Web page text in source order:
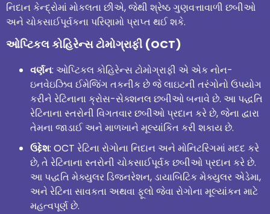
નિદાન કેન્દ્રોમાં મોકલતા છીએ, જેથી શ્રેષ્ઠ ગુણવત્તાવાળી છબીઓ
અને ચોકસાઈપૂર્વકના પરિણામો પ્રાપ્ત થઈ શકે.
ઓપ્ટિકલ કોહિરેન્સ ટોમોગ્રાફી (OCT)
વર્ણન: ઓપ્ટિકલ કોહિરેન્સ ટોમોગ્રાફી એ એક નોન-
ઇનવેઇઝિવ ઈમેજિંગ તકનીક છે જે લાઇટની તરંગોનો ઉપયોગ
કરીને રેટિનાના ક્રોસ-સેક્શનલ છબીઓ બનાવે છે. આ પદ્ધતિ
રેટિનાના સ્તરોની વિગતવાર છબીઓ પ્રદાન કરે છે, જેના દ્વારા
તેમના જાડાઈ અને માળખાને મૂલ્યાંકિત કરી શકાય છે.
ઉદ્દેશ: OCT રેટિના રોગોના નિદાન અને મોનિટરિંગમાં મદદ કરે
છે, તે રેટિનાના સ્તરોની ચોકસાઈપૂર્વક છબીઓ પ્રદાન કરે છે.
આ પદ્ધતિ મેક્યુલર ડિજનરેશન, ડાયાબિટિક મેક્યુલર એડેમા,
અને રેટિના સાવકતા અથવા ફૂલો જેવા રોગોના મૂલ્યાંકન માટે
મહત્વપૂર્ણ છે.